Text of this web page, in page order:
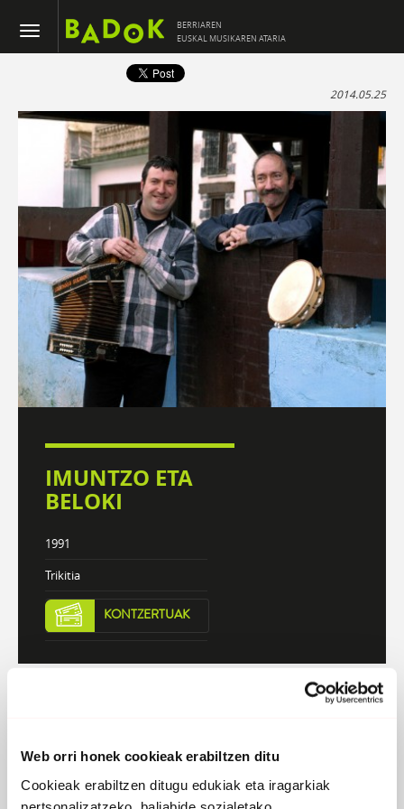
Web orri honek cookieak erabiltzen ditu
Cookieak erabiltzen ditugu edukiak eta iragarkiak
BERRIAREN
EUSKAL MUSIKAREN ATARIA
2014.05.25
IMUNTZO ETA
BELOKI
1991
Trikitia
KONTZERTUAK
BIOGRAFIA
Atzera